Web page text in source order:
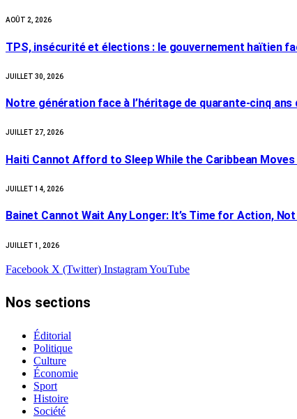
AOÛT 2, 2026
TPS, insécurité et élections : le gouvernement haïtien
JUILLET 30, 2026
Notre génération face à l’héritage de quarante-cinq ans
JUILLET 27, 2026
Haiti Cannot Afford to Sleep While the Caribbean
JUILLET 14, 2026
Bainet Cannot Wait Any Longer: It’s Time for Action,
JUILLET 1, 2026
Facebook X (Twitter) InstagramYouTube
Nos sections
Éditorial
Politique
Culture
Économie
Sport
Histoire
Société